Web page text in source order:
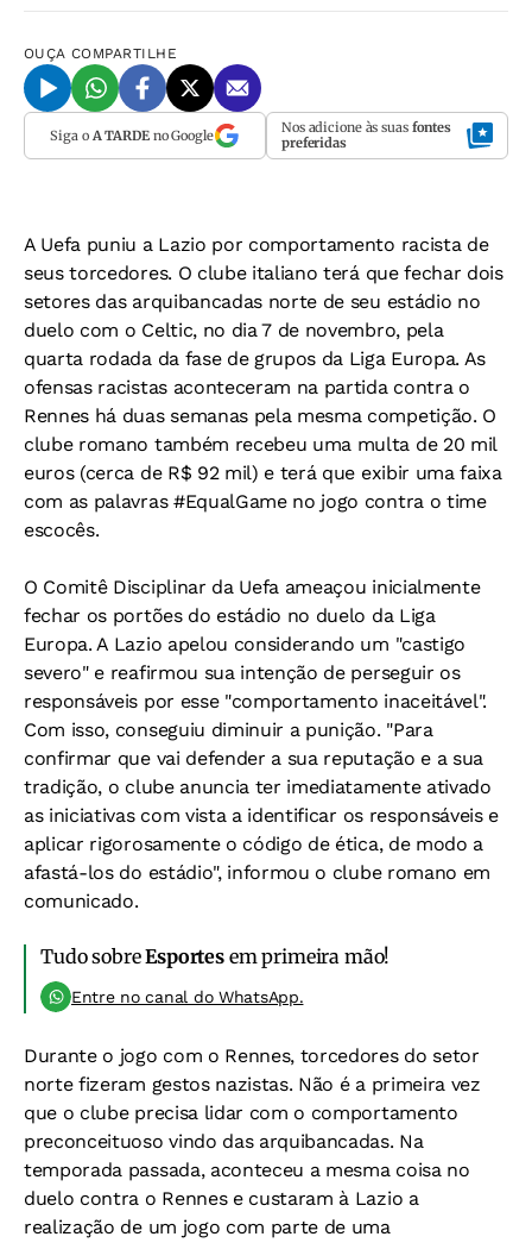
OUÇA COMPARTILHE
Siga o A TARDEno Google Nos adicione às suas fontes
preferidas
A Uefa puniu a Lazio por comportamento racista de
seus torcedores. O clube italiano terá que fechar dois
setores das arquibancadas norte de seu estádio no
duelo com o Celtic, no dia 7 de novembro, pela
quarta rodada da fase de grupos da Liga Europa. As
ofensas racistas aconteceram na partida contra o
Rennes há duas semanas pela mesma competição. O
clube romano também recebeu uma multa de 20 mil
euros (cerca de R$ 92 mil) e terá que exibir uma faixa
com as palavras #EqualGame no jogo contra o time
escocês.
O Comitê Disciplinar da Uefa ameaçou inicialmente
fechar os portões do estádio no duelo da Liga
Europa. A Lazio apelou considerando um "castigo
severo" e reafirmou sua intenção de perseguir os
responsáveis por esse "comportamento inaceitável".
Com isso, conseguiu diminuir a punição. "Para
confirmar que vai defender a sua reputação e a sua
tradição, o clube anuncia ter imediatamente ativado
as iniciativas com vista a identificar os responsáveis e
aplicar rigorosamente o código de ética, de modo a
afastá-los do estádio", informou o clube romano em
comunicado.
Tudo sobreEsportesem primeira mão!
Entre no canal do WhatsApp.
Durante o jogo com o Rennes, torcedores do setor
norte fizeram gestos nazistas. Não é a primeira vez
que o clube precisa lidar com o comportamento
preconceituoso vindo das arquibancadas. Na
temporada passada, aconteceu a mesma coisa no
duelo contra o Rennes e custaram à Lazio a
realização de um jogo com parte de uma